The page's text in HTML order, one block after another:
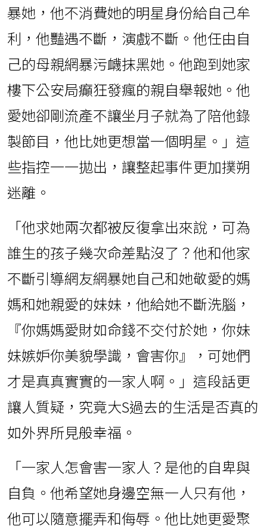
暴她，他不消費她的明星身份給自己牟
利，他豔遇不斷，演戲不斷。他任由自
己的母親網暴污衊抹黑她。他跑到她家
樓下公安局癲狂發瘋的親自舉報她。他
愛她卻剛流產不讓坐月子就為了陪他錄
製節目，他比她更想當一個明星。」這
些指控一一拋出，讓整起事件更加撲朔
迷離。
「他求她兩次都被反復拿出來說，可為
誰生的孩子幾次命差點沒了？他和他家
不斷引導網友網暴她自己和她敬愛的媽
媽和她親愛的妹妹，他給她不斷洗腦，
『你媽媽愛財如命錢不交付於她，你妹
妹嫉妒你美貌學識，會害你』，可她們
才是真真實實的一家人啊。」這段話更
讓人質疑，究竟大S過去的生活是否真的
如外界所見般幸福。
「一家人怎會害一家人？是他的自卑與
自負。他希望她身邊空無一人只有他，
他可以隨意擺弄和侮辱。他比她更愛聚